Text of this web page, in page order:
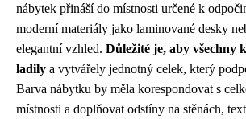
nábytek přináší do místnosti určené k
moderní materiály jako laminované desky
elegantní vzhled. Důležité je, aby všechny
ladily a vytvářely jednotný celek, který
Barva nábytku by měla korespondovat s
místnosti a doplňovat odstíny na stěnách,